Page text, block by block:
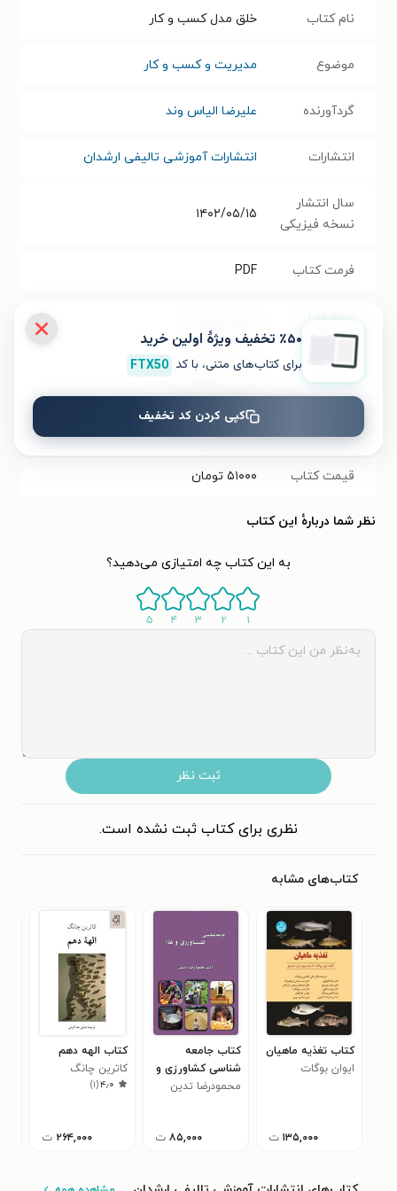
نام کتاب خلق مدل کسب و کار
موضوع مدیریت و کسب و کار
گردآورنده علیرضا الیاس وند
انتشارات انتشارات آموزشی تالیفی ارشدان
سال انتشار
نسخه فیزیکی
۱۴۰۲/۰۵/۱۵
فرمت کتاب PDF
کتاب
مگابایت
شابک
قیمت کتاب ۵۱۰۰۰ تومان
نظر شما دربارهٔ این کتاب
به این کتاب چه امتیازی می‌دهید؟
۱ ۲ ۳ ۴ ۵
ثبت نظر
نظری برای کتاب ثبت نشده است.
کتاب‌های مشابه
کتاب تغذیه ماهیان
ایوان بوگات
۱۳۵,۰۰۰ ت
کتاب جامعه
شناسی کشاورزی و
غذا
محمودرضا تدین
۸۵,۰۰۰ ت
کتاب الهه دهم
کاترین چانگ
۴٫۰(۱)
۲۶۴,۰۰۰ ت
٪۵۰ تخفیف ویژۀ اولین خرید
برای کتاب‌های متنی، با کد FTX50
کپی کردن کد تخفیف